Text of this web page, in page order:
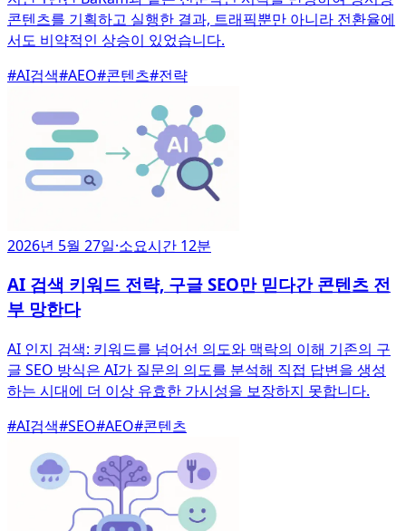
콘텐츠를 기획하고 실행한 결과, 트래픽뿐만 아니라 전환율에
서도 비약적인 상승이 있었습니다.
#AI검색#AEO#콘텐츠#전략
2026년 5월 27일·소요시간 12분
AI 검색 키워드 전략, 구글 SEO만 믿다간 콘텐츠 전
부 망한다
AI 인지 검색: 키워드를 넘어선 의도와 맥락의 이해 기존의 구
글 SEO 방식은 AI가 질문의 의도를 분석해 직접 답변을 생성
하는 시대에 더 이상 유효한 가시성을 보장하지 못합니다.
#AI검색#SEO#AEO#콘텐츠